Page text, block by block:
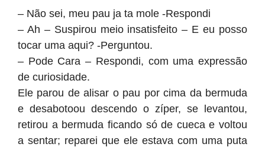
– Não sei, meu pau ja ta mole -Respondi
– Ah – Suspirou meio insatisfeito – E eu posso
tocar uma aqui? -Perguntou.
– Pode Cara – Respondi, com uma expressão
de curiosidade.
Ele parou de alisar o pau por cima da bermuda
e desabotoou descendo o zíper, se levantou,
retirou a bermuda ficando só de cueca e voltou
a sentar; reparei que ele estava com uma puta